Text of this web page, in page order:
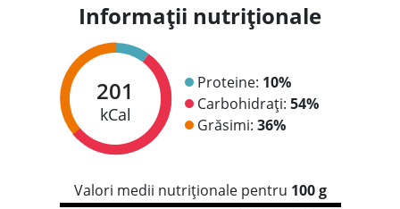
Informații nutriționale
201
kCal
Proteine: 10%
Carbohidrați: 54%
Grăsimi: 36%
Valori medii nutriționale pentru 100 g